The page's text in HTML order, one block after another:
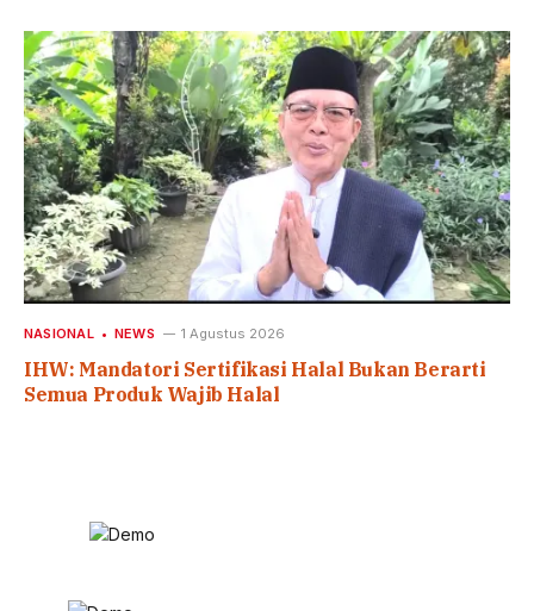
NASIONAL NEWS 1 Agustus 2026
IHW: Mandatori Sertifikasi Halal Bukan Berarti
Semua Produk Wajib Halal